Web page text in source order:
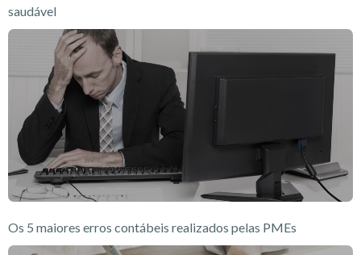
saudável
Os 5 maiores erros contábeis realizados pelas PMEs